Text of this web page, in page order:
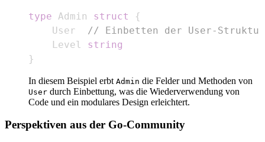
type Admin struct
{
    User
// Einbetten der User-Struktur
    Level
string
}
In diesem Beispiel erbt Admin die Felder und Methoden von
User durch Einbettung, was die Wiederverwendung von
Code und ein modulares Design erleichtert.
Perspektiven aus der Go-Community